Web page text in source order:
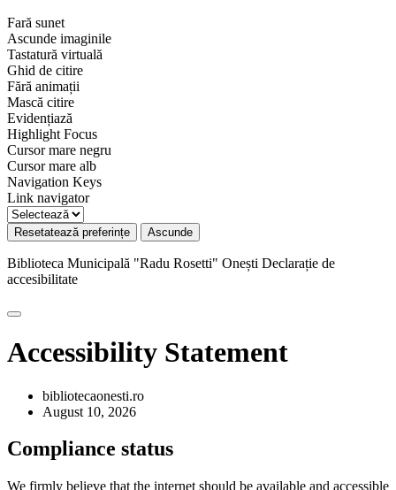
Fară sunet
Ascunde imaginile
Tastatură virtuală
Ghid de citire
Fără animații
Mască citire
Evidențiază
Highlight Focus
Cursor mare negru
Cursor mare alb
Navigation Keys
Link navigator
Resetatează preferințe Ascunde
Biblioteca Municipală "Radu Rosetti" Onești Declarație de
accesibilitate
Accessibility Statement
bibliotecaonesti.ro
August 10, 2026
Compliance status
We firmly believe that the internet should be available and accessible